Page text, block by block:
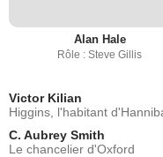
Alan Hale
Rôle : Steve Gillis
Victor Kilian
Higgins, l'habitant
C. Aubrey Smith
Le chancelier d'Oxford